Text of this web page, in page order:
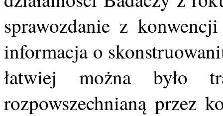
sprawozdanie z
informacja o
łatwiej można było
rozpowszechnianą przez